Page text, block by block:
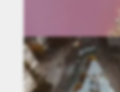
Occitanie